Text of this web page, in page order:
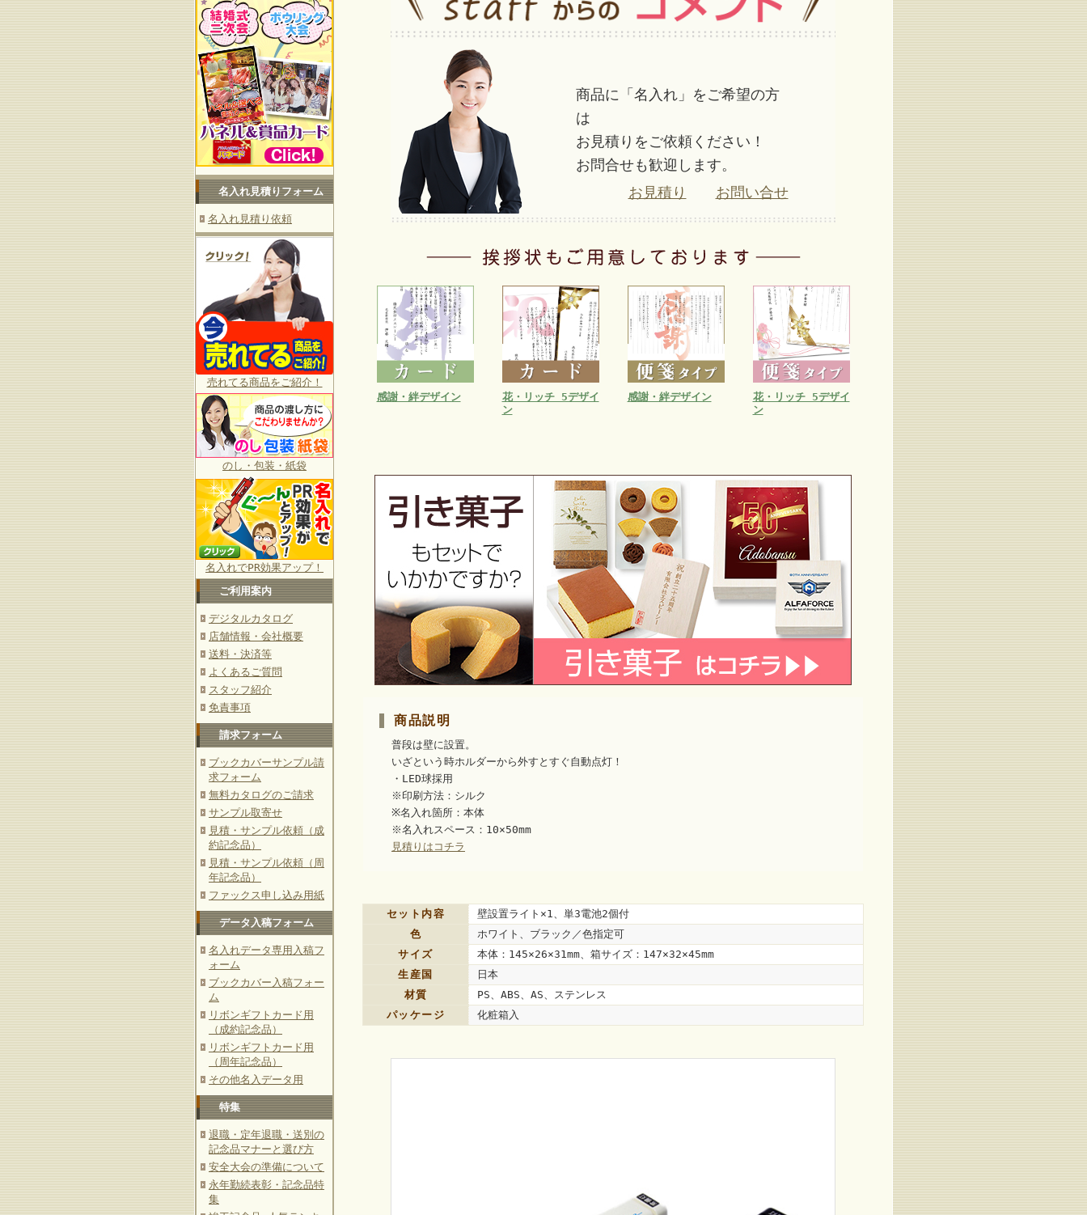
名入れ見積りフォーム
名入れ見積り依頼
売れてる商品をご紹介！
のし・包装・紙袋
名入れでPR効果アップ！
ご利用案内
デジタルカタログ
店舗情報・会社概要
送料・決済等
よくあるご質問
スタッフ紹介
免責事項
請求フォーム
ブックカバーサンプル請
求フォーム
無料カタログのご請求
サンプル取寄せ
見積・サンプル依頼（成
約記念品）
見積・サンプル依頼（周
年記念品）
ファックス申し込み用紙
データ入稿フォーム
名入れデータ専用入稿フ
ォーム
ブックカバー入稿フォー
ム
リボンギフトカード用
（成約記念品）
リボンギフトカード用
（周年記念品）
その他名入データ用
特集
退職・定年退職・送別の
記念品マナーと選び方
安全大会の準備について
永年勤続表彰・記念品特
集
商品に「名入れ」をご希望の方
は
お見積りをご依頼ください！
お問合せも歓迎します。
お見積り
お問い合せ
感謝・絆デザイン
花・リッチ 5デザイ
ン
感謝・絆デザイン
花・リッチ 5デザイ
ン
商品説明
普段は壁に設置。
いざという時ホルダーから外すとすぐ自動点灯！
・LED球採用
※印刷方法：シルク
※名入れ箇所：本体
※名入れスペース：10×50mm
見積りはコチラ
セット内容
壁設置ライト×1、単3電池2個付
色
ホワイト、ブラック／色指定可
サイズ
本体：145×26×31mm、箱サイズ：147×32×45mm
生産国
日本
材質
PS、ABS、AS、ステンレス
パッケージ
化粧箱入